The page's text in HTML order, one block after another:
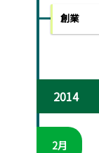
創業
2014
2月